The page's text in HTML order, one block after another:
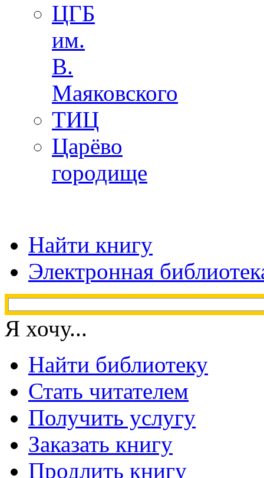
ЦГБ
им.
В.
Маяковского
ТИЦ
Царёво
городище
Найти книгу
Электронная
Я хочу...
Найти библиотеку
Стать читателем
Получить услугу
Заказать книгу
Продлить книгу